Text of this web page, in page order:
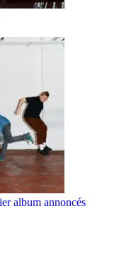
album annoncés